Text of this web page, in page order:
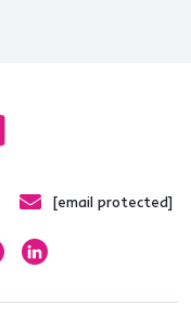
[email protected]